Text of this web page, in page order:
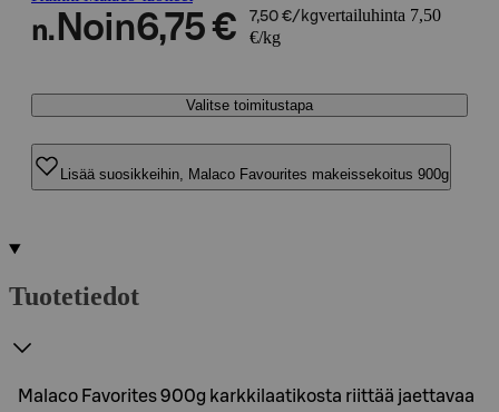
n. Noin6,75 € 7,50 €/kgvertailuhinta 7,50
€/kg
Valitse toimitustapa
Lisää suosikkeihin, Malaco Favourites makeissekoitus 900g
Tuotetiedot
Malaco Favorites 900g karkkilaatikosta riittää jaettavaa